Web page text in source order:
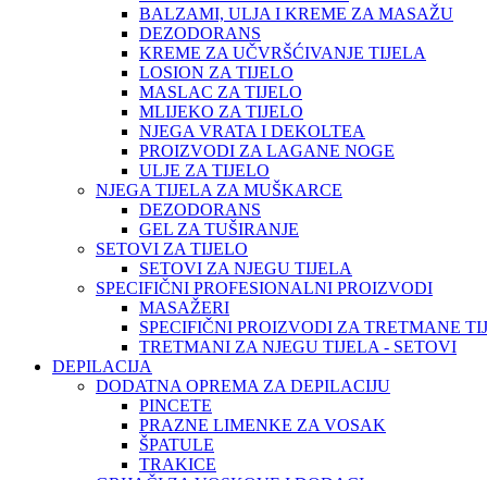
BALZAMI, ULJA I KREME ZA MASAŽU
DEZODORANS
KREME ZA UČVRŠĆIVANJE TIJELA
LOSION ZA TIJELO
MASLAC ZA TIJELO
MLIJEKO ZA TIJELO
NJEGA VRATA I DEKOLTEA
PROIZVODI ZA LAGANE NOGE
ULJE ZA TIJELO
NJEGA TIJELA ZA MUŠKARCE
DEZODORANS
GEL ZA TUŠIRANJE
SETOVI ZA TIJELO
SETOVI ZA NJEGU TIJELA
SPECIFIČNI PROFESIONALNI PROIZVODI
MASAŽERI
SPECIFIČNI PROIZVODI ZA TRETMANE
TRETMANI ZA NJEGU TIJELA - SETOVI
DEPILACIJA
DODATNA OPREMA ZA DEPILACIJU
PINCETE
PRAZNE LIMENKE ZA VOSAK
ŠPATULE
TRAKICE